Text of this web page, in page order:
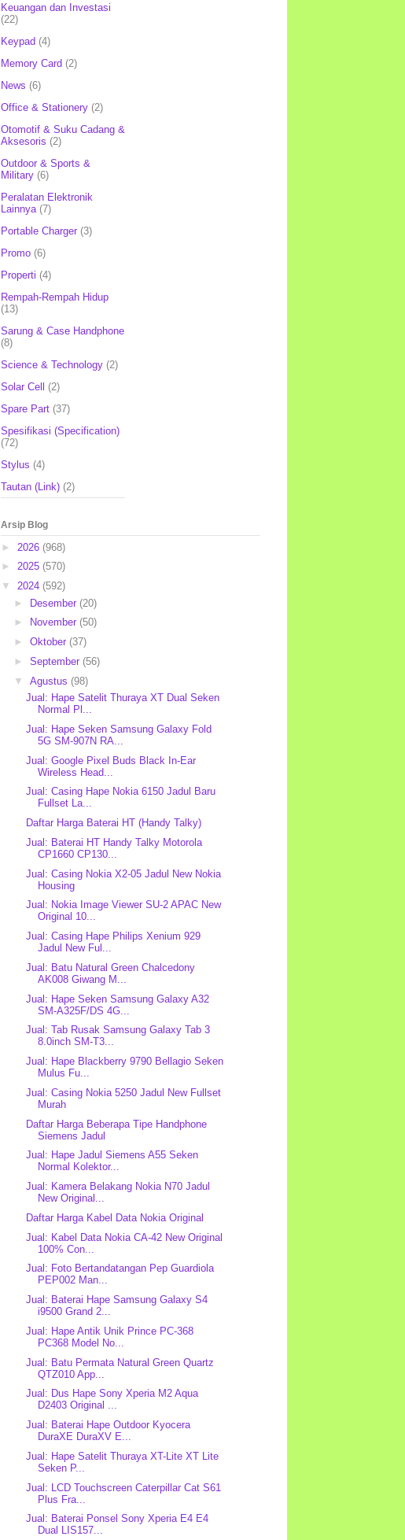
Keuangan dan Investasi
(22)
Keypad (4)
Memory Card (2)
News (6)
Office & Stationery (2)
Otomotif & Suku Cadang &
Aksesoris (2)
Outdoor & Sports &
Military (6)
Peralatan Elektronik
Lainnya (7)
Portable Charger (3)
Promo (6)
Properti (4)
Rempah-Rempah Hidup
(13)
Sarung & Case Handphone
(8)
Science & Technology (2)
Solar Cell (2)
Spare Part (37)
Spesifikasi (Specification)
(72)
Stylus (4)
Tautan (Link) (2)
Arsip Blog
► 2026 (968)
► 2025 (570)
▼ 2024 (592)
► Desember (20)
►
November (50)
► Oktober (37)
► September (56)
▼ Agustus (98)
Jual: Hape Satelit Thuraya XT Dual Seken
Normal Pl...
Jual: Hape Seken Samsung Galaxy Fold
5G SM-907N RA...
Jual: Google Pixel Buds Black In-Ear
Wireless Head...
Jual: Casing Hape Nokia 6150 Jadul Baru
Fullset La...
Daftar Harga Baterai HT (Handy Talky)
Jual: Baterai HT Handy Talky Motorola
CP1660 CP130...
Jual: Casing Nokia X2-05 Jadul New Nokia
Housing
Jual: Nokia Image Viewer SU-2 APAC New
Original 10...
Jual: Casing Hape Philips Xenium 929
Jadul New Ful...
Jual: Batu Natural Green Chalcedony
AK008 Giwang M...
Jual: Hape Seken Samsung Galaxy A32
SM-A325F/DS 4G...
Jual: Tab Rusak Samsung Galaxy Tab 3
8.0inch SM-T3...
Jual: Hape Blackberry 9790 Bellagio Seken
Mulus Fu...
Jual: Casing Nokia 5250 Jadul New Fullset
Murah
Daftar Harga Beberapa Tipe Handphone
Siemens Jadul
Jual: Hape Jadul Siemens A55 Seken
Normal Kolektor...
Jual: Kamera Belakang Nokia N70 Jadul
New Original...
Daftar Harga Kabel Data Nokia Original
Jual: Kabel Data Nokia CA-42 New Original
100% Con...
Jual: Foto Bertandatangan Pep Guardiola
PEP002 Man...
Jual: Baterai Hape Samsung Galaxy S4
i9500 Grand 2...
Jual: Hape Antik Unik Prince PC-368
PC368 Model No...
Jual: Batu Permata Natural Green Quartz
QTZ010 App...
Jual: Dus Hape Sony Xperia M2 Aqua
D2403 Original ...
Jual: Baterai Hape Outdoor Kyocera
DuraXE DuraXV E...
Jual: Hape Satelit Thuraya XT-Lite XT Lite
Seken P...
Jual: LCD Touchscreen Caterpillar Cat S61
Plus Fra...
Jual: Baterai Ponsel Sony Xperia E4 E4
Dual LIS157...